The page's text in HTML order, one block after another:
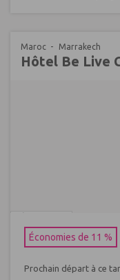
Maroc Marrakech
Hôtel Be Live
Économies de 11 %
Prochain départ à ce